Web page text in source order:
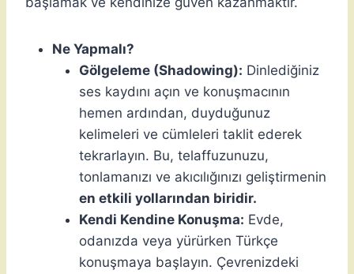
Ne Yapmalı?
Gölgeleme (Shadowing): Dinlediğiniz
ses kaydını açın ve konuşmacının
hemen ardından, duyduğunuz
kelimeleri ve cümleleri taklit ederek
tekrarlayın. Bu, telaffuzunuzu,
tonlamanızı ve akıcılığınızı geliştirmenin
en etkili yollarından biridir.
Kendi Kendine Konuşma: Evde,
odanızda veya yürürken Türkçe
konuşmaya başlayın. Çevrenizdeki